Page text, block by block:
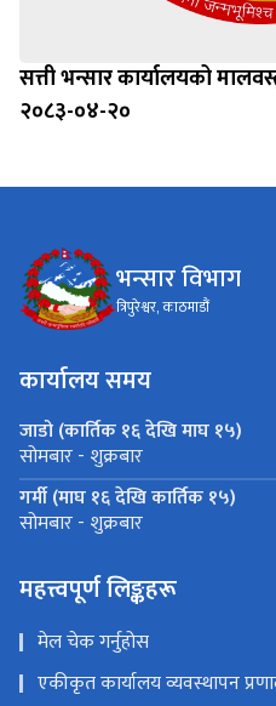
सत्ती भन्सार कार्यालयको
२०८३-०४-२०
भन्सार विभाग
त्रिपुरेश्वर, काठमाडौं
कार्यालय समय
जाडो (कार्तिक १६ देखि माघ १५)
सोमबार - शुक्रबार
गर्मी (माघ १६ देखि कार्तिक १५)
सोमबार - शुक्रबार
महत्त्वपूर्ण लिङ्कहरू
मेल चेक गर्नुहोस
एकीकृत कार्यालय व्यवस्थापन